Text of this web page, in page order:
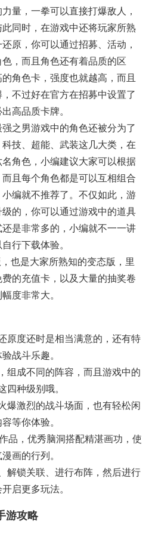
量，一拳可以直接打爆敌人，
同时，在游戏中还将玩家所熟
原，你可以通过招募、活动，
，而且角色还有着品质的区
角色卡，强度也就越高，而且
不过好在官方在招募中设置了
高品质卡牌。
之男游戏中的角色还被分为了
技、超能、武装这几大类，在
角色，小编建议大家可以根据
且每个角色都是可以互相组合
编就不推荐了。不仅如此，游
的，你可以通过游戏中的道具
是非常多的，小编就不一一讲
行下载体验。
也是大家所熟知的变态版，里
的充值卡，以及大量的抽奖卷
度非常大。
原度还时是相当满意的，还有特
战斗乐趣。
组成不同的阵容，而且游戏中的
四种级别哦。
爆激烈的战斗场面，也有轻松闲
等你体验。
品，优秀脑洞搭配精湛画功，使
画的行列。
解锁关联、进行布阵，然后进行
启更多玩法。
游攻略